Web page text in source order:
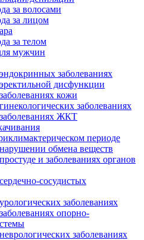
за волосами
за лицом
за телом
мужчин
заболеваниях
дисфункции
кожи
заболеваниях
ЖКТ
периоде
обмена веществ
и заболеваниях органов
сосудистых
заболеваниях
опорно-
заболеваниях